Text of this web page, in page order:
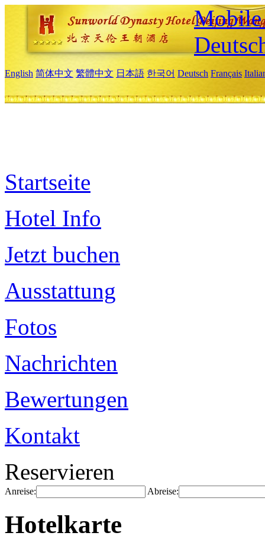
Mobile
English 简体中文 繁體中文 日本語 한국어 Deutsch Français
Startseite
Hotel Info
Jetzt buchen
Ausstattung
Fotos
Nachrichten
Bewertungen
Kontakt
Reservieren
Anreise: Abreise:
Hotelkarte